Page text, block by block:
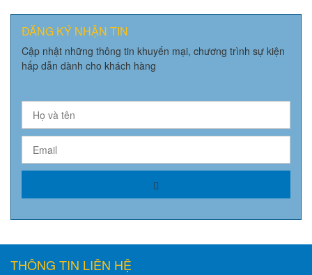
ĐĂNG KÝ NHẬN TIN
Cập nhật những thông tin khuyến mại, chương trình sự kiện
hấp dẫn dành cho khách hàng
THÔNG TIN LIÊN HỆ